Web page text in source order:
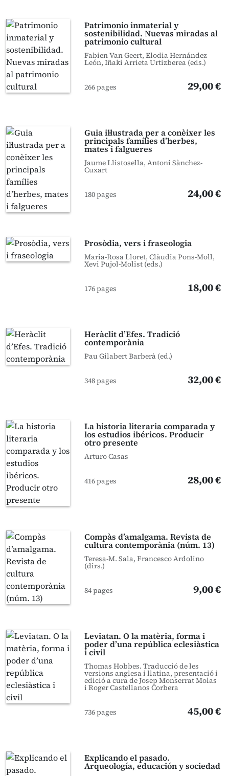
Patrimonio inmaterial y
sostenibilidad. Nuevas miradas al
patrimonio cultural
Fabien Van Geert, Elodia Hernández
León, Iñaki Arrieta Urtizberea (eds.)
266 pages 29,00 €
Guia il·lustrada per a conèixer les
principals famílies d’herbes,
mates i falgueres
Jaume Llistosella, Antoni Sànchez-
Cuxart
180 pages 24,00 €
Prosòdia, vers i fraseologia
Maria-Rosa Lloret, Clàudia Pons-Moll,
Xevi Pujol-Molist (eds.)
176 pages 18,00 €
Heràclit d’Efes. Tradició
contemporània
Pau Gilabert Barberà (ed.)
348 pages 32,00 €
La historia literaria comparada y
los estudios ibéricos. Producir
otro presente
Arturo Casas
416 pages 28,00 €
Compàs d’amalgama. Revista de
cultura contemporània (núm. 13)
Teresa-M. Sala, Francesco Ardolino
(dirs.)
84 pages 9,00 €
Leviatan. O la matèria, forma i
poder d’una república eclesiàstica
i civil
Thomas Hobbes. Traducció de les
versions anglesa i llatina, presentació i
edició a cura de Josep Monserrat Molas
i Roger Castellanos Corbera
736 pages 45,00 €
Explicando el pasado.
Arqueología, educación y sociedad